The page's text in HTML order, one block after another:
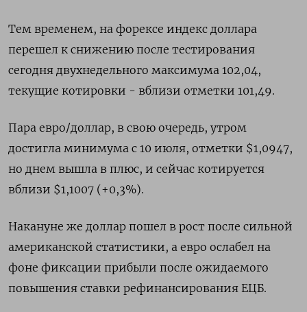
Тем временем, на форексе индекс доллара
перешел к снижению после тестирования
сегодня двухнедельного максимума 102,04,
текущие котировки - вблизи отметки 101,49.
Пара евро/доллар, в свою очередь, утром
достигла минимума с 10 июля, отметки $1,0947,
но днем вышла в плюс, и сейчас котируется
вблизи $1,1007 (+0,3%).
Накануне же доллар пошел в рост после сильной
американской статистики, а евро ослабел на
фоне фиксации прибыли после ожидаемого
повышения ставки рефинансирования ЕЦБ.